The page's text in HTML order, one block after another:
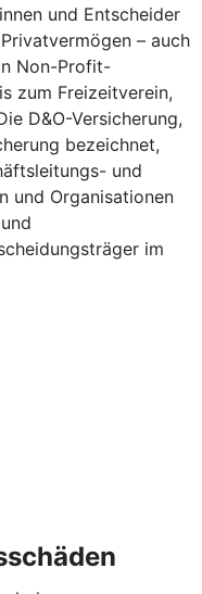
und Entscheider
– auch
Non-Profit-
zum Freizeitverein,
D&O-Versicherung,
bezeichnet,
und
und Organisationen
im